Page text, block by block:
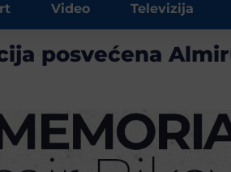
Video Televizija
posvećena